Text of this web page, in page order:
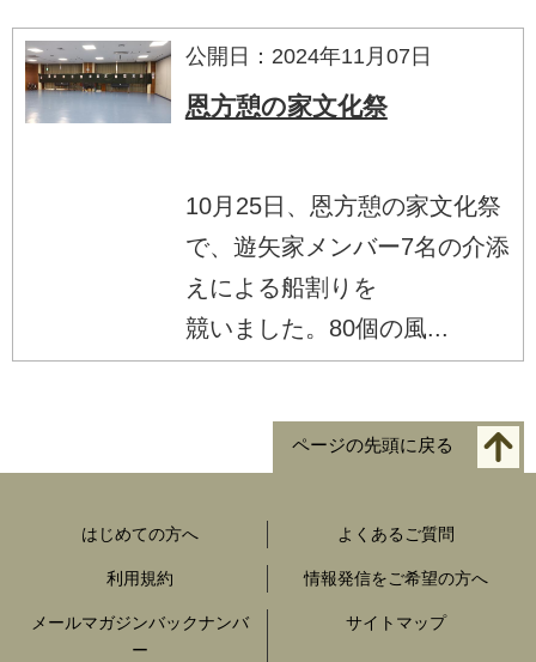
公開日：2024年11月07日
恩方憩の家文化祭
10月25日、恩方憩の家文化祭
で、遊矢家メンバー7名の介添
えによる船割りを
競いました。80個の風...
ページの先頭に戻る
はじめての方へ よくあるご質問
利用規約 情報発信をご希望の方へ
メールマガジンバックナンバ
ー
サイトマップ